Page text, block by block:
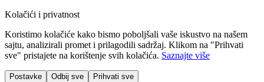
Kolačići i privatnost
Koristimo kolačiće kako bismo poboljšali vaše iskustvo na našem
sajtu, analizirali promet i prilagodili sadržaj. Klikom na "Prihvati
sve" pristajete na korištenje svih kolačića. Saznajte više
Postavke Odbij sve Prihvati sve